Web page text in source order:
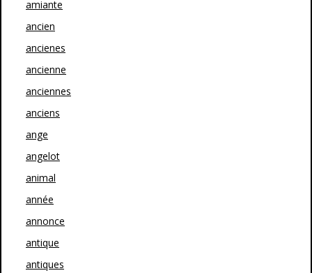
amiante
ancien
ancienes
ancienne
anciennes
anciens
ange
angelot
animal
année
annonce
antique
antiques